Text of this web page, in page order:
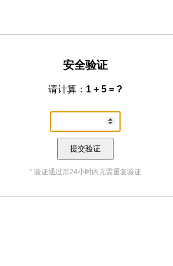
安全验证
请计算： 1 + 5 = ?
提交验证
* 验证通过后24小时内无需重复验证